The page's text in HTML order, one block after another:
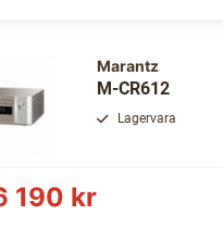
Marantz
M-CR612
Lagervara
190 kr